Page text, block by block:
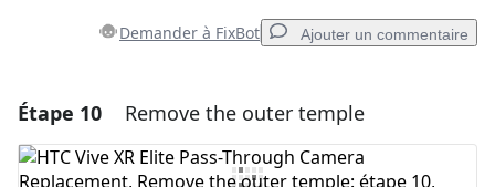
Demander à FixBot Ajouter un commentaire
Ajouter un commentaire
Ajouter un commentaire
Étape 10 Remove the outer temple